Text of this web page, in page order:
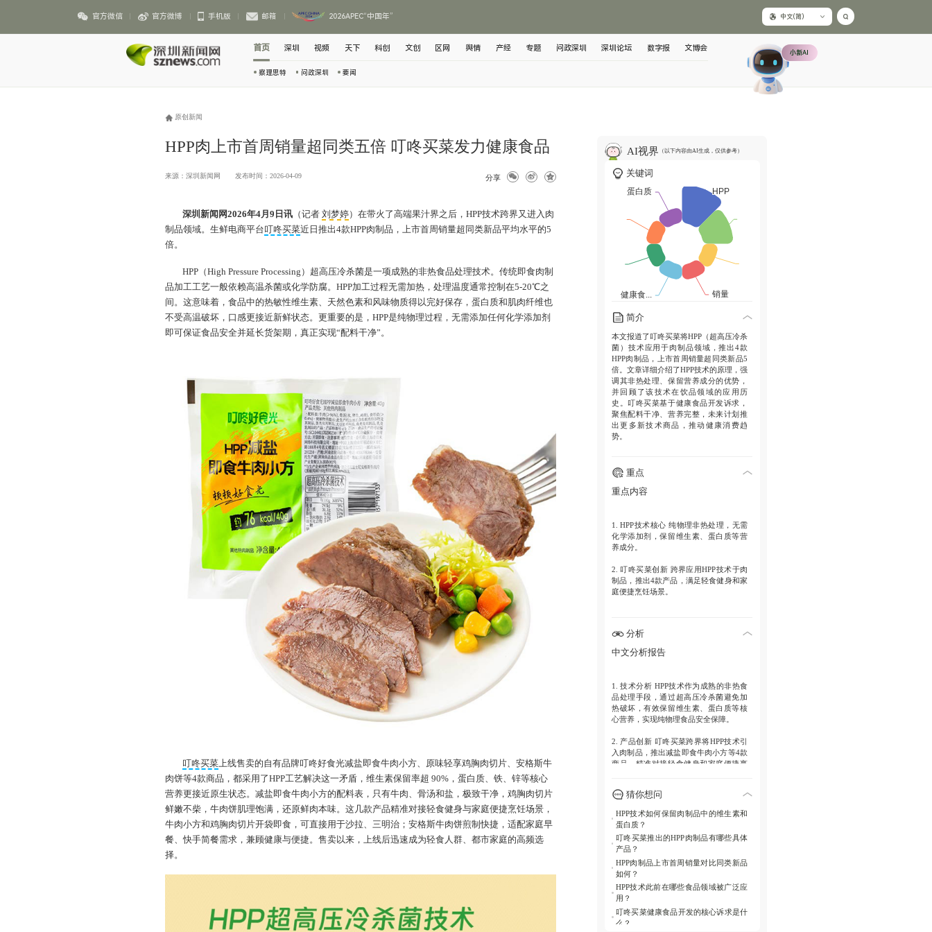
官方微信 官方微博 手机版 邮箱 2026APEC“中国年” 中文(简)
首页
察理思特 问政深圳 要闻
深圳 视频 天下 科创 文创 区网 舆情 产经 专题 问政深圳 深圳论坛 数字报 文博会 小新AI
原创新闻
HPP肉上市首周销量超同类五倍 叮咚买菜发力健康食品
来源：深圳新闻网 发布时间：2026-04-09 分享
深圳新闻网2026年4月9日讯 （记者刘梦婷）在带火了高端果汁界之后，HPP技术跨界又进入肉
制品领域。生鲜电商平台叮咚买菜近日推出4款HPP肉制品，上市首周销量超同类新品平均水平的5
倍。
HPP（High Pressure Processing）超高压冷杀菌是一项成熟的非热食品处理技术。传统即食肉制
品加工工艺一般依赖高温杀菌或化学防腐。HPP加工过程无需加热，处理温度通常控制在5-20℃之
间。这意味着，食品中的热敏性维生素、天然色素和风味物质得以完好保存，蛋白质和肌肉纤维也
不受高温破坏，口感更接近新鲜状态。更重要的是，HPP是纯物理过程，无需添加任何化学添加剂
即可保证食品安全并延长货架期，真正实现“配料干净”。
叮咚买菜上线售卖的自有品牌叮咚好食光减盐即食牛肉小方、原味轻享鸡胸肉切片、安格斯牛
肉饼等4款商品，都采用了HPP工艺解决这一矛盾，维生素保留率超 90%，蛋白质、铁、锌等核心
营养更接近原生状态。减盐即食牛肉小方的配料表，只有牛肉、骨汤和盐，极致干净，鸡胸肉切片
鲜嫩不柴，牛肉饼肌理饱满，还原鲜肉本味。这几款产品精准对接轻食健身与家庭便捷烹饪场景，
牛肉小方和鸡胸肉切片开袋即食，可直接用于沙拉、三明治；安格斯牛肉饼煎制快捷，适配家庭早
餐、快手简餐需求，兼顾健康与便捷。售卖以来，上线后迅速成为轻食人群、都市家庭的高频选
择。
AI视界 （以下内容由AI生成，仅供参考）
关键词
简介
本文报道了叮咚买菜将HPP（超高压冷杀
菌）技术应用于肉制品领域，推出4款
HPP肉制品，上市首周销量超同类新品5
倍。文章详细介绍了HPP技术的原理，强
调其非热处理、保留营养成分的优势，
并回顾了该技术在饮品领域的应用历
史。叮咚买菜基于健康食品开发诉求，
聚焦配料干净、营养完整，未来计划推
出更多新技术商品，推动健康消费趋
势。
重点
重点内容
1.HPP技术核心 纯物理非热处理，无需
化学添加剂，保留维生素、蛋白质等营
养成分。
2. 叮咚买菜创新 跨界应用HPP技术于肉
制品，推出4款产品，满足轻食健身和家
庭便捷烹饪场景。
的高频选择。
4. 历史拓展HPP技术从饮品领域延伸至
5.未来规划 叮咚买菜持续聚焦健康食
品，规划应用新技术推出更多商品，推
动高品质生活。
分析
中文分析报告
1.技术分析 HPP技术作为成熟的非热食
品处理手段，通过超高压冷杀菌避免加
热破坏，有效保留维生素、蛋白质等核
心营养，实现纯物理食品安全保障。
2. 产品创新 叮咚买菜跨界将HPP技术引
入肉制品，推出减盐即食牛肉小方等4款
商品，精准对接轻食健身和家庭便捷烹
3.市场表现HPP肉制品销量超同类新品5
倍，反映消费者对健康、便捷食品的高
接受度；叮咚买菜现有HPP商品销售额同
比增长超100%，显示技术应用的市场潜
力。
4.行业背景HPP技术此前在高端饮品领
域已成功应用，此次延伸至肉制品，标
志健康食品工艺的拓展，叮咚买菜通过
自有品牌推动技术商业化。
5.战略方向
叮咚买菜以配料干净、营养
猜你想问
HPP技术如何保留肉制品中的维生素和
蛋白质？
叮咚买菜推出的HPP肉制品有哪些具体
产品？
HPP肉制品上市首周销量对比同类新品
如何？
HPP技术此前在哪些食品领域被广泛应
用？
叮咚买菜健康食品开发的核心诉求是什
么？